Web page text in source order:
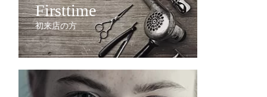
Firsttime
初来店の方